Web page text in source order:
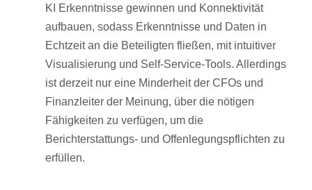
KI Erkenntnisse gewinnen und Konnektivität
aufbauen, sodass Erkenntnisse und Daten in
Echtzeit an die Beteiligten fließen, mit intuitiver
Visualisierung und Self-Service-Tools. Allerdings
ist derzeit nur eine Minderheit der CFOs und
Finanzleiter der Meinung, über die nötigen
Fähigkeiten zu verfügen, um die
Berichterstattungs- und Offenlegungspflichten zu
erfüllen.